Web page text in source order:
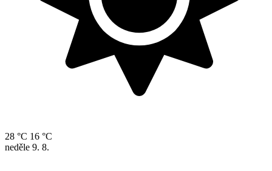
28 °C 16 °C
neděle 9. 8.